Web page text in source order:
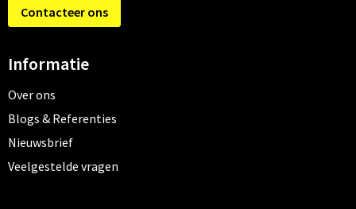
Contacteer ons
Informatie
Over ons
Blogs & Referenties
Nieuwsbrief
Veelgestelde vragen